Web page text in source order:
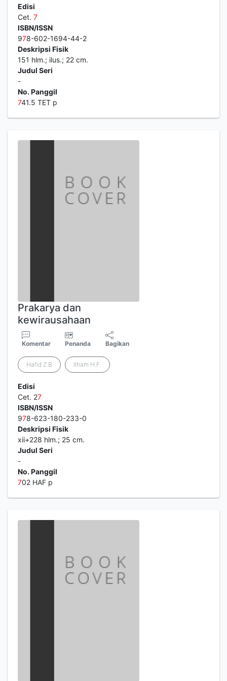
Edisi
Cet. 7
ISBN/ISSN
978-602-1694-44-2
Deskripsi Fisik
151 hlm.; ilus.; 22 cm.
Judul Seri
-
No. Panggil
741.5 TET p
Prakarya dan
kewirausahaan
Komentar Penanda Bagikan
Hafid Z.B Ilham H.F.
Edisi
Cet. 27
ISBN/ISSN
978-623-180-233-0
Deskripsi Fisik
xii+228 hlm.; 25 cm.
Judul Seri
-
No. Panggil
702 HAF p